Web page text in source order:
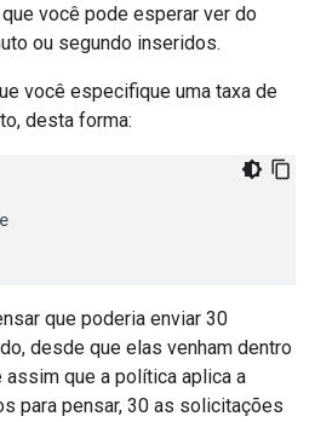
você pode esperar ver do
ou segundo inseridos.
você especifique uma taxa de
desta forma:
que poderia enviar 30
desde que elas venham dentro
assim que a política aplica a
para pensar, 30 as solicitações